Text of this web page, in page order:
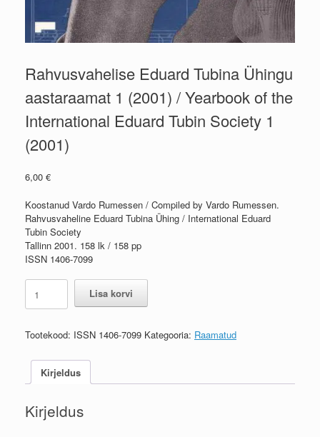
Rahvusvahelise Eduard Tubina Ühingu
aastaraamat 1 (2001) / Yearbook of the
International Eduard Tubin Society 1
(2001)
6,00 €
Koostanud Vardo Rumessen / Compiled by Vardo Rumessen.
Rahvusvaheline Eduard Tubina Ühing / International Eduard
Tubin Society
Tallinn 2001. 158 lk / 158 pp
ISSN 1406-7099
Eduard
Tubina
aastaraamat
(2001)
/
of
the
Lisa korvi
Tootekood: ISSN 1406-7099 Kategooria: Raamatud
Kirjeldus
Kirjeldus